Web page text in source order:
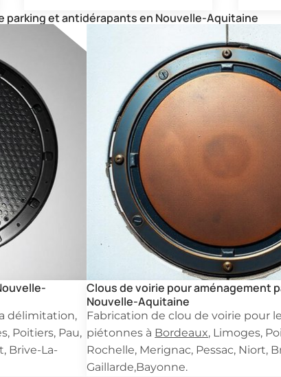
parking et antidérapants en Nouvelle-Aquitaine
délimitation,
Poitiers, Pau,
Brive-La-
Clous de voirie pour aménagement
Nouvelle-Aquitaine
Fabrication de clou de voirie pour
piétonnes àBordeaux, Limoges,
Rochelle, Merignac, Pessac, Niort,
Gaillarde,Bayonne.